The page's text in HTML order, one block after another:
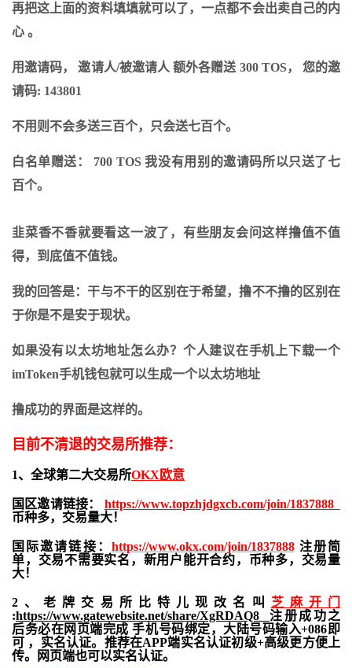
再把这上面的资料填填就可以了，一点都不会出卖自己的内
心 。
用邀请码， 邀请人/被邀请人 额外各赠送 300 TOS， 您的邀
请码: 143801
不用则不会多送三百个，只会送七百个。
白名单赠送： 700 TOS 我没有用别的邀请码所以只送了七
百个。
韭菜香不香就要看这一波了，有些朋友会问这样撸值不值
得，到底值不值钱。
我的回答是：干与不干的区别在于希望，撸不不撸的区别在
于你是不是安于现状。
如果没有以太坊地址怎么办？个人建议在手机上下载一个
imToken手机钱包就可以生成一个以太坊地址
撸成功的界面是这样的。
目前不清退的交易所推荐：
1、全球第二大交易所OKX欧意
国区邀请链接： https://www.topzhjdgxcb.com/join/1837888
币种多，交易量大！
国际邀请链接： https://www.okx.com/join/1837888注册简
单，交易不需要实名，新用户能开合约， 币种多，交易量
大！
2、老牌交易所比特儿现改名叫 芝麻开门
:https://www.gatewebsite.net/share/XgRDAQ8 注册成功之
后务必在网页端完成 手机号码绑定，大陆号码输入+086即
可 ，实名认证。推荐在APP端实名认证初级+高级更方便上
传。网页端也可以实名认证。